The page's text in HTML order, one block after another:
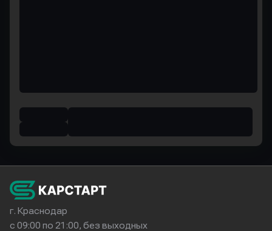
г. Краснодар
с 09:00 по 21:00, без выходных